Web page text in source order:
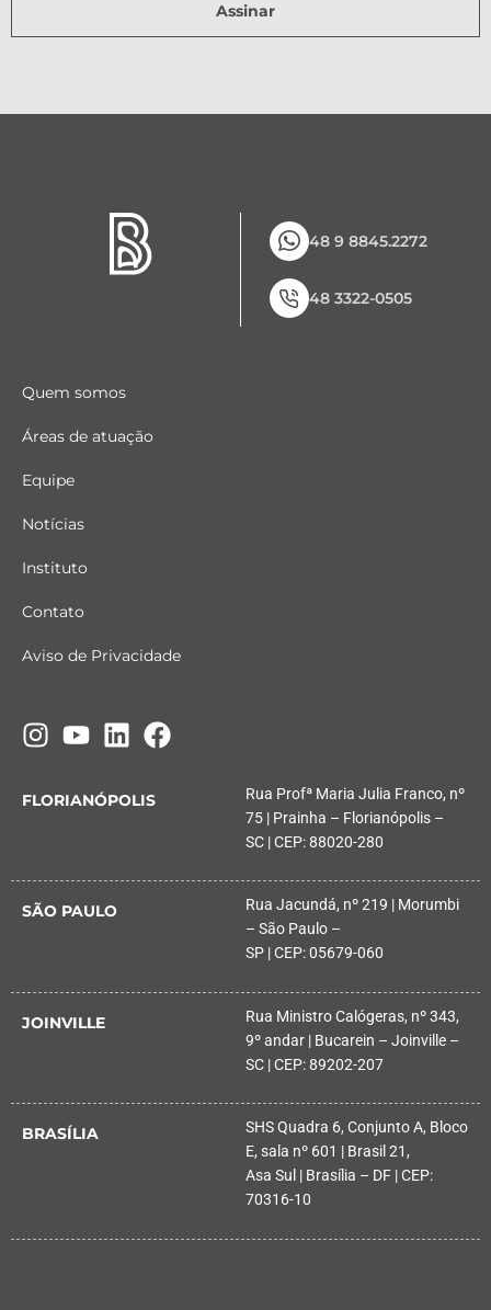
Assinar
48 9 8845.2272
48 3322-0505
Quem somos
Áreas de atuação
Equipe
Notícias
Instituto
Contato
Aviso de Privacidade
FLORIANÓPOLIS
Rua Profª Maria Julia Franco, nº
75 | Prainha – Florianópolis –
SC | CEP: 88020-280
SÃO PAULO
Rua Jacundá, nº 219 | Morumbi
– São Paulo –
SP | CEP: 05679-060
JOINVILLE
Rua Ministro Calógeras, nº 343,
9º andar | Bucarein – Joinville –
SC | CEP: 89202-207
BRASÍLIA
SHS Quadra 6, Conjunto A, Bloco
E, sala nº 601 | Brasil 21,
Asa Sul | Brasília – DF | CEP:
70316-10